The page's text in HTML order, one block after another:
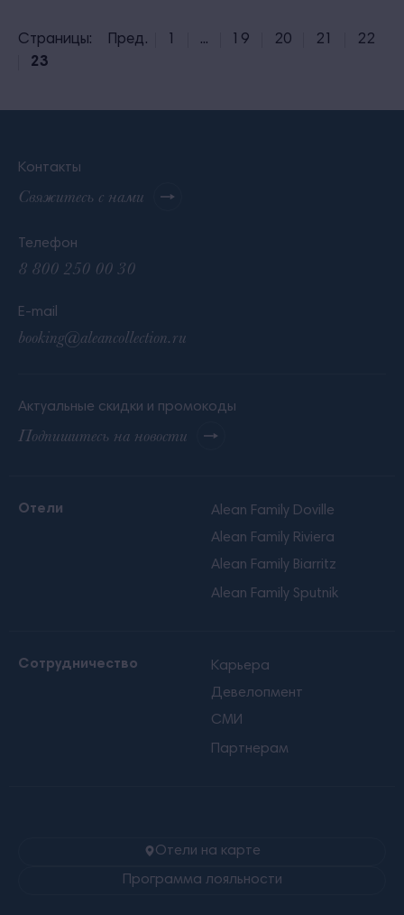
Страницы: Пред. 1 ... 19 20 21
22
23
Контакты
Свяжитесь с нами
Телефон
8 800 250 00 30
E-mail
booking@aleancollection.ru
Актуальные скидки и промокоды
Подпишитесь на новости
Отели
Alean Family Doville
Alean Family Riviera
Alean Family Biarritz
Alean Family Sputnik
Сотрудничество
Карьера
Девелопмент
СМИ
Партнерам
Отели на карте
Программа лояльности